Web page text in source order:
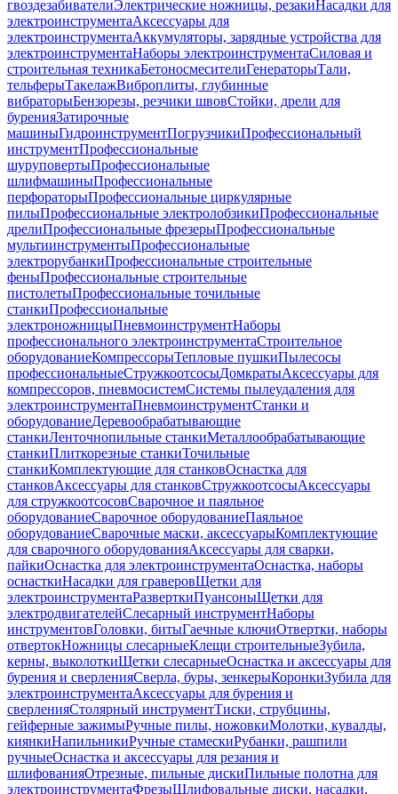
гвоздезабивателиЭлектрические ножницы, резакиНасадки для
электроинструментаАксессуары для
электроинструментаАккумуляторы, зарядные устройства для
электроинструментаНаборы электроинструментаСиловая и
строительная техникаБетоносмесителиГенераторыТали,
тельферыТакелажВиброплиты, глубинные
вибраторыБензорезы, резчики швовСтойки, дрели для
буренияЗатирочные
машиныГидроинструментПогрузчикиПрофессиональный
инструментПрофессиональные
шуруповертыПрофессиональные
шлифмашиныПрофессиональные
перфораторыПрофессиональные циркулярные
пилыПрофессиональные электролобзикиПрофессиональные
дрелиПрофессиональные фрезерыПрофессиональные
мультиинструментыПрофессиональные
электрорубанкиПрофессиональные строительные
феныПрофессиональные строительные
пистолетыПрофессиональные точильные
станкиПрофессиональные
электроножницыПневмоинструментНаборы
профессионального электроинструментаСтроительное
оборудованиеКомпрессорыТепловые пушкиПылесосы
профессиональныеСтружкоотсосыДомкратыАксессуары для
компрессоров, пневмосистемСистемы пылеудаления для
электроинструментаПневмоинструментСтанки и
оборудованиеДеревообрабатывающие
станкиЛенточнопильные станкиМеталлообрабатывающие
станкиПлиткорезные станкиТочильные
станкиКомплектующие для станковОснастка для
станковАксессуары для станковСтружкоотсосыАксессуары
для стружкоотсосовСварочное и паяльное
оборудованиеСварочное оборудованиеПаяльное
оборудованиеСварочные маски, аксессуарыКомплектующие
для сварочного оборудованияАксессуары для сварки,
пайкиОснастка для электроинструментаОснастка, наборы
оснасткиНасадки для граверовЩетки для
электроинструментаРазверткиПуансоныЩетки для
электродвигателейСлесарный инструментНаборы
инструментовГоловки, битыГаечные ключиОтвертки, наборы
отвертокНожницы слесарныеКлещи строительныеЗубила,
керны, выколоткиЩетки слесарныеОснастка и аксессуары для
бурения и сверленияСверла, буры, зенкерыКоронкиЗубила для
электроинструментаАксессуары для бурения и
сверленияСтолярный инструментТиски, струбцины,
гейферные зажимыРучные пилы, ножовкиМолотки, кувалды,
киянкиНапильникиРучные стамескиРубанки, рашпили
ручныеОснастка и аксессуары для резания и
шлифованияОтрезные, пильные дискиПильные полотна для
электроинструментаФрезыШлифовальные диски, насадки,